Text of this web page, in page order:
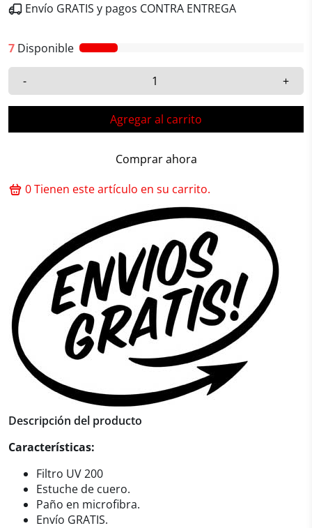
Envío GRATIS y pagos CONTRA ENTREGA
7 Disponible
- +
Agregar al carrito
Comprar ahora
0Tienen este artículo en su carrito.
Descripción del producto
Características:
Filtro UV 200
Estuche de cuero.
Paño en microfibra.
Envío GRATIS.